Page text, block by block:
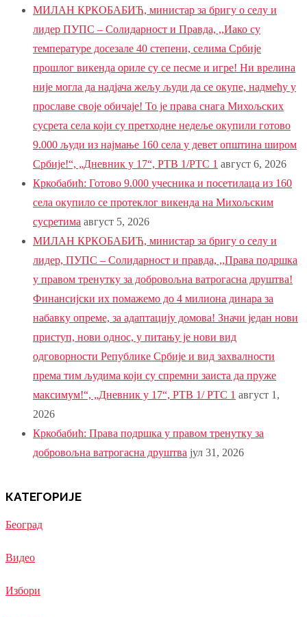
МИЛАН КРКОБАБИЋ, министар за бригу о селу и
лидер ПУПС – Солидарност и Правда, ,,Иако су
температуре досезале 40 степени, селима Србије
прошлог викенда ориле су се песме и игре! Ни врелина
није могла да надјача жељу људи да се окупе, надмећу у
прославе своје обичаје! То је права снага Михољских
сусрета села који су претходне недеље окупили готово
9.000 људи из најмање 160 села у девет општина широм
Србије!“, „Дневник у 17“, РТВ 1/РТС 1 август 6, 2026
Кркобабић: Готово 9.000 учесника и посетилаца из 160
села окупило се протеклог викенда на Михољским
сусретима август 5, 2026
МИЛАН КРКОБАБИЋ, министар за бригу о селу и
лидер, ПУПС – Солидарност и правда, ,,Права подршка
у правом тренутку за добровољна ватрогасна друштва!
Финансијски их помажемо до 4 милиона динара за
набавку опреме, за адаптацију домова! Значи један нови
приступ, нови однос, у питању је нови вид
одговорности Републике Србије и вид захвалности
према тим људима који су спремни заиста да пруже
максимум!“, „Дневник у 17“, РТВ 1/ РТС 1 август 1,
2026
Кркобабић: Права подршка у правом тренутку за
добровољна ватрогасна друштва јул 31, 2026
КАТЕГОРИЈЕ
Београд
Видео
Избори